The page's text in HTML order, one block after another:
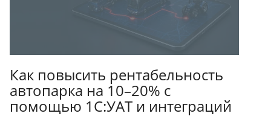
Как повысить рентабельность
автопарка на 10–20% с
помощью 1С:УАТ и интеграций